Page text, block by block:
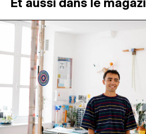
PROGRAMMATION
MAGAZINE
ESPACES DE PRATIQUE
Recherche